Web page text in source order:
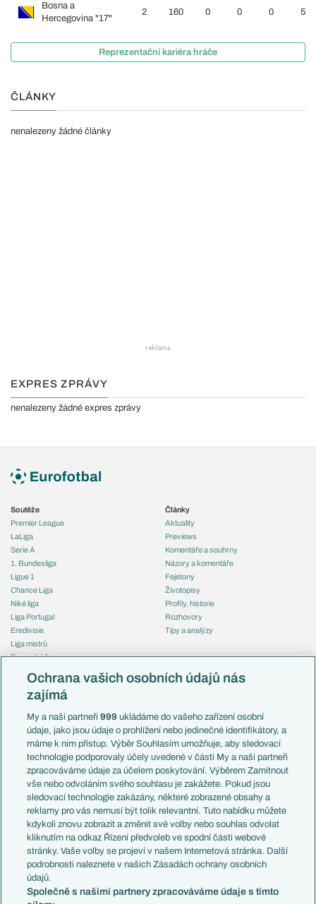
Bosna a
Hercegovina "17"
2 160 0 0 0 5
Reprezentační kariéra hráče
ČLÁNKY
nenalezeny žádné články
EXPRES ZPRÁVY
nenalezeny žádné expres zprávy
Soutěže
Premier League
LaLiga
Serie A
1. Bundesliga
Ligue 1
Chance Liga
Niké liga
Liga Portugal
Eredivisie
Liga mistrů
Evropská liga
Mistrovství světa
Liga národů
Témata
Představení týmů MS
EuroSkauting
PL v kostce
Evropské koeficienty
Přestupy
Přestupové spekulace
Zranění
Kluby
Arsenal FC
Chelsea FC
Manchester United
Články
Aktuality
Previews
Komentáře a souhrny
Názory a komentáře
Fejetony
Životopisy
Profily, historie
Rozhovory
Tipy a analýzy
Česko
Francie
Itálie
Německo
Španělsko
Argentina
Brazílie
Přestupy
Zápasy
Livescore
Tipovací soutěž
Ochrana vašich osobních údajů nás
zajímá
My a naši partneři999 ukládáme do vašeho zařízení osobní
údaje, jako jsou údaje o prohlížení nebo jedinečné identifikátory, a
máme k nim přístup. Výběr Souhlasím umožňuje, aby sledovací
technologie podporovaly účely uvedené v části My a naši partneři
zpracováváme údaje za účelem poskytování. Výběrem Zamítnout
vše nebo odvoláním svého souhlasu je zakážete. Pokud jsou
sledovací technologie zakázány, některé zobrazené obsahy a
reklamy pro vás nemusí být tolik relevantní. Tuto nabídku můžete
kdykoli znovu zobrazit a změnit své volby nebo souhlas odvolat
kliknutím na odkaz Řízení předvoleb ve spodní části webové
stránky. Vaše volby se projeví v našem Internetová stránka. Další
podrobnosti naleznete v našich Zásadách ochrany osobních
údajů.
Společně s našimi partnery zpracováváme údaje s tímto